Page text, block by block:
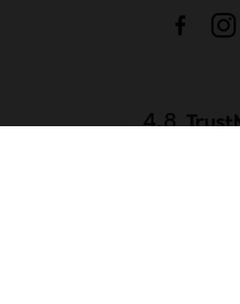
4.8